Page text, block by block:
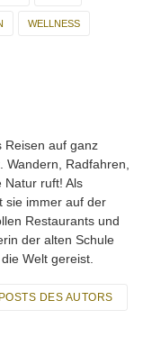
WELLNESS
Reisen auf ganz
Wandern, Radfahren,
Natur ruft! Als
sie immer auf der
Restaurants und
der alten Schule
Welt gereist.
DES AUTORS